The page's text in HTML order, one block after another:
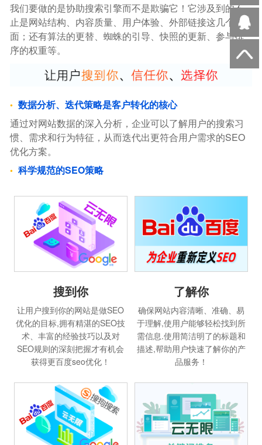
我们要做的是协助搜索引擎而不是欺骗它！它涉及到的不
止是网站结构、内容质量、用户体验、外部链接这几个方
面；还有算法的更替、蜘蛛的引导、快照的更新、参与排
序的权重等。
数据分析、迭代策略是客户转化的核心
通过对网站数据的深入分析，企业可以了解用户的搜索习
惯、需求和行为特征，从而迭代出更符合用户需求的SEO
优化方案。
科学规范的SEO策略
搜到你
让用户搜到你的网站是做SEO
优化的目标,拥有精湛的SEO技
术、丰富的经验技巧以及对
SEO规则的深刻把握才有机会
获得更百度seo优化！
了解你
确保网站内容清晰、准确、易
于理解,使用户能够轻松找到所
需信息.使用简洁明了的标题和
描述,帮助用户快速了解你的产
品服务！